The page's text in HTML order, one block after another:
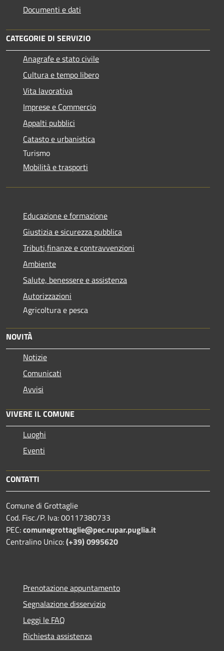
Documenti e dati
CATEGORIE DI SERVIZIO
Anagrafe e stato civile
Cultura e tempo libero
Vita lavorativa
Imprese e Commercio
Appalti pubblici
Catasto e urbanistica
Turismo
Mobilità e trasporti
Educazione e formazione
Giustizia e sicurezza pubblica
Tributi,finanze e contravvenzioni
Ambiente
Salute, benessere e assistenza
Autorizzazioni
Agricoltura e pesca
NOVITÀ
Notizie
Comunicati
Avvisi
VIVERE IL COMUNE
Luoghi
Eventi
CONTATTI
Comune di Grottaglie
Cod. Fisc./P. Iva: 00117380733
PEC:comunegrottaglie@pec.rupar.puglia.it
Centralino Unico:(+39) 0995620
Prenotazione appuntamento
Segnalazione disservizio
Leggi le FAQ
Richiesta assistenza